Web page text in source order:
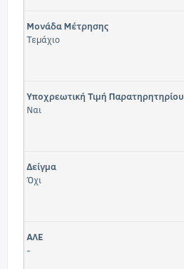
Μονάδα Μέτρησης
Τεμάχιο
Υποχρεωτική Τιμή Παρατηρητηρίου
Ναι
Δείγμα
Όχι
ΑΛΕ
-